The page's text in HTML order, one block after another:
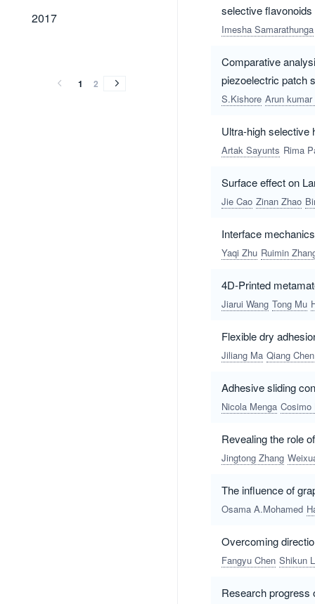
2017
2017
1 2
selective
Imesha Samarathunga
Comparative
piezoelectric patch
S.Kishore Arun
Ultra-high selective
Artak Sayunts Rima
Surface effect on
Jie Cao Zinan Zhao
Interface
Yaqi Zhu Ruimin
4D-Printed
Jiarui Wang Tong Mu
Flexible dry
Jiliang Ma Qiang Chen
Adhesive sliding
Nicola Menga Cosimo
Revealing the role
Jingtong Zhang
The influence of
Osama A.Mohamed
Overcoming
Fangyu Chen Shikun
Research progress